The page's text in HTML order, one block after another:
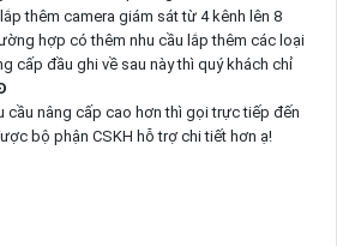
thêm camera giám sát từ 4 kênh lên 8
hợp có thêm nhu cầu lắp thêm các loại
cấp đầu ghi về sau này thì quý khách chỉ
cầu nâng cấp cao hơn thì gọi trực tiếp đến
bộ phận CSKH hỗ trợ chi tiết hơn ạ!